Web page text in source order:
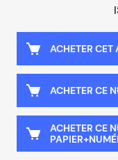
ACHETER CET
ACHETER CE
ACHETER CE